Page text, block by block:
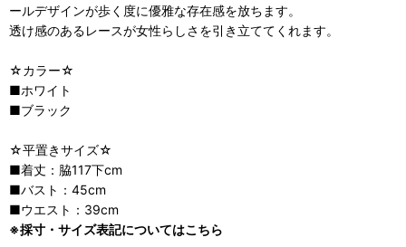
ールデザインが歩く度に優雅な存在感を放ちます。
透け感のあるレースが女性らしさを引き立ててくれます。
☆カラー☆
■ホワイト
■ブラック
☆平置きサイズ☆
■着丈：脇117下cm
■バスト：45cm
■ウエスト：39cm
※採寸・サイズ表記についてはこちら